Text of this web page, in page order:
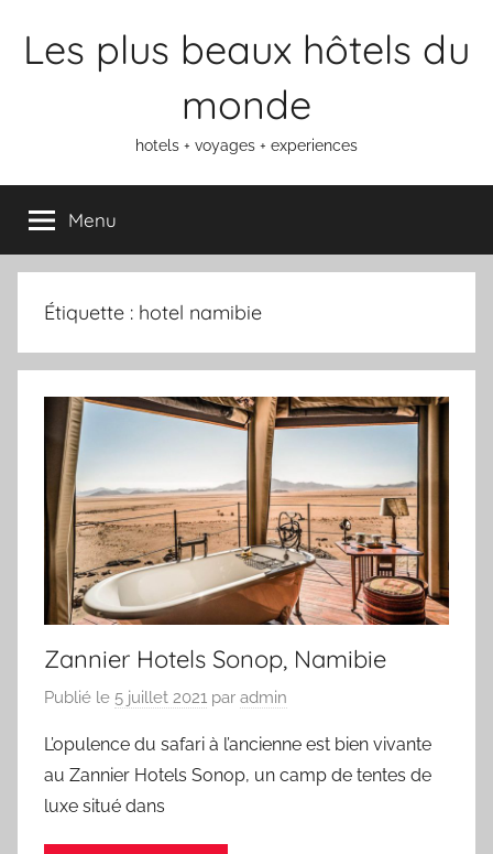
Les plus beaux hôtels du
monde
hotels + voyages + experiences
Menu
Étiquette : hotel namibie
Zannier Hotels Sonop, Namibie
Publié le 5 juillet 2021 par admin
L’opulence du safari à l’ancienne est bien vivante
au Zannier Hotels Sonop, un camp de tentes de
luxe situé dans